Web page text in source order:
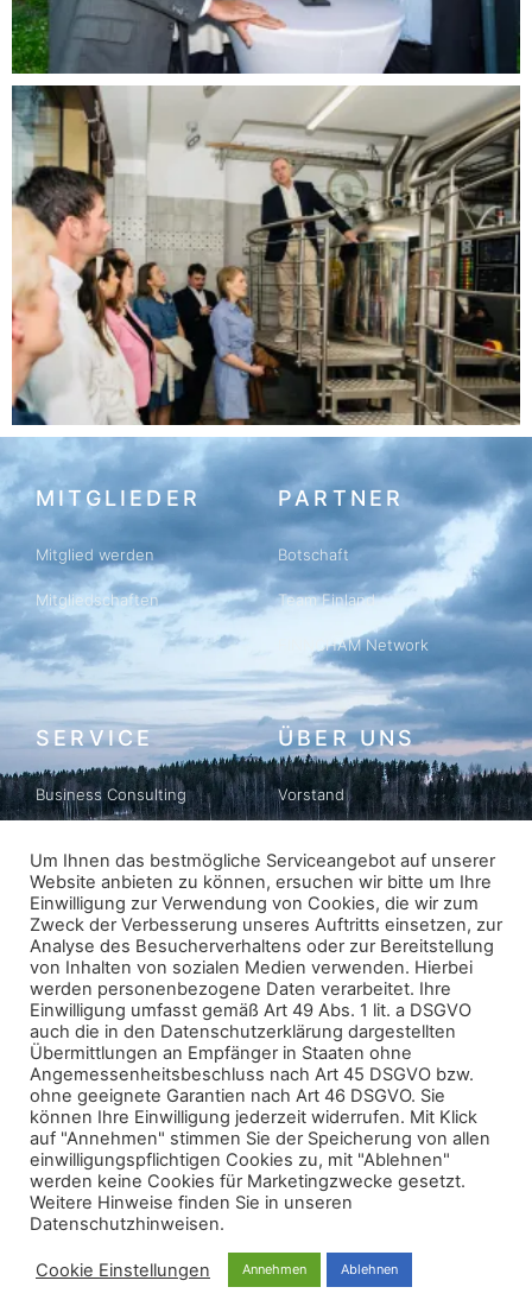
MITGLIEDER
Mitglied werden
Mitgliedschaften
PARTNER
Botschaft
Team Finland
FINNCHAM Network
SERVICE
Business Consulting
Newsletter
ÜBER UNS
Vorstand
Datenschutz
Impressum
ABONNIEREN
© 2026 - FINNCHAM Austria
All rights reserved
poweredbylawvision​​
Um Ihnen das bestmögliche Serviceangebot auf unserer
Website anbieten zu können, ersuchen wir bitte um Ihre
Einwilligung zur Verwendung von Cookies, die wir zum
Zweck der Verbesserung unseres Auftritts einsetzen, zur
Analyse des Besucherverhaltens oder zur Bereitstellung
von Inhalten von sozialen Medien verwenden. Hierbei
werden personenbezogene Daten verarbeitet. Ihre
Einwilligung umfasst gemäß Art 49 Abs. 1 lit. a DSGVO
auch die in den Datenschutzerklärung dargestellten
Übermittlungen an Empfänger in Staaten ohne
Angemessenheitsbeschluss nach Art 45 DSGVO bzw.
ohne geeignete Garantien nach Art 46 DSGVO. Sie
können Ihre Einwilligung jederzeit widerrufen. Mit Klick
auf "Annehmen" stimmen Sie der Speicherung von allen
einwilligungspflichtigen Cookies zu, mit "Ablehnen"
werden keine Cookies für Marketingzwecke gesetzt.
Weitere Hinweise finden Sie in unseren
Datenschutzhinweisen.
Cookie Einstellungen Annehmen Ablehnen